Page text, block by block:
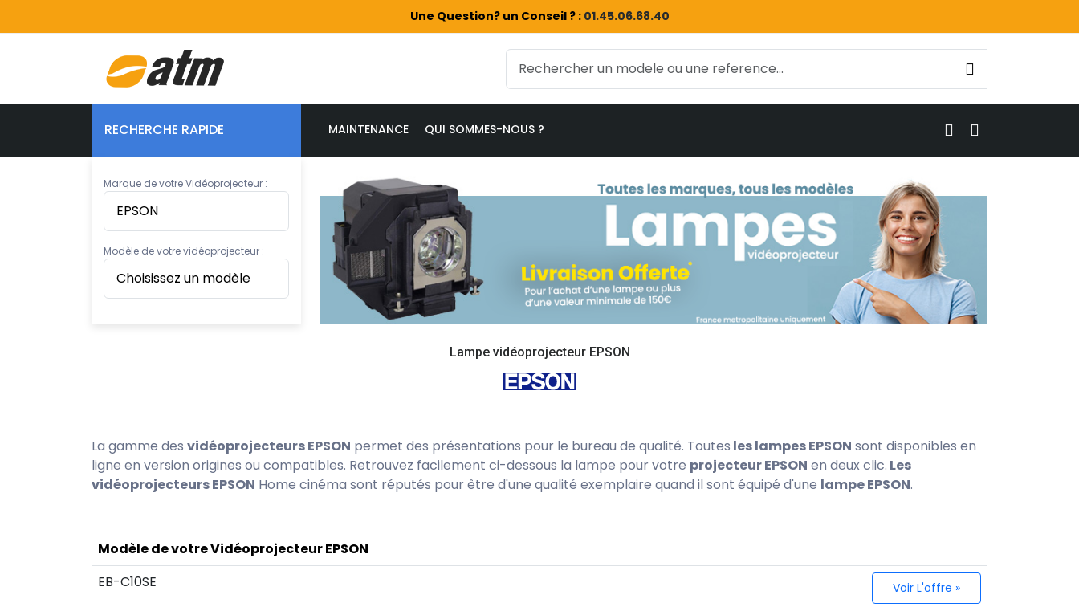
Une Question? un Conseil ? : 01.45.06.68.40
RECHERCHE RAPIDE
Marque de votre Vidéoprojecteur :
Modèle de votre vidéoprojecteur :
MAINTENANCE QUI SOMMES-NOUS ?
Lampe vidéoprojecteur EPSON
La gamme des vidéoprojecteurs EPSON permet des présentations pour le bureau de qualité. Toutes les lampes EPSON sont disponibles en
ligne en version origines ou compatibles. Retrouvez facilement ci-dessous la lampe pour votre projecteur EPSON en deux clic. Les
vidéoprojecteurs EPSON Home cinéma sont réputés pour être d'une qualité exemplaire quand il sont équipé d'une lampe EPSON.
Modèle de votre Vidéoprojecteur EPSON
EB-C10SE
Voir L'offre »